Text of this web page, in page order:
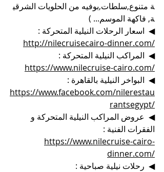
ة متنوع,سلطات,بوفيه من الحلويات الشرقي
ة, فاكهة الموسم... )
◀  اسعار الرحلات النيلية المتحركة :
http://nilecruisecairo-dinner.com/
◀  المراكب النيلية المتحركة :
https://www.nilecruise-cairo.com/
◀  البواخر النيلية بالقاهرة :
https://www.facebook.com/nilerestau
rantsegypt/
◀  عروض المراكب النيلية المتحركة و
الفقرات الفنية :
https://www.nilecruise-cairo-
dinner.com/
◀  رحلات نيلية صباحية :